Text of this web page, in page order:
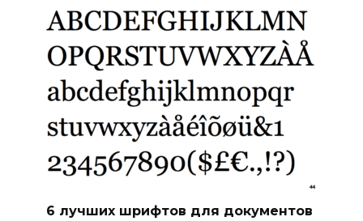
6 лучших шрифтов для документов